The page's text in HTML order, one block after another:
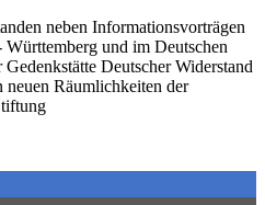
neben Informationsvorträgen
und im Deutschen
Deutscher Widerstand
Räumlichkeiten der